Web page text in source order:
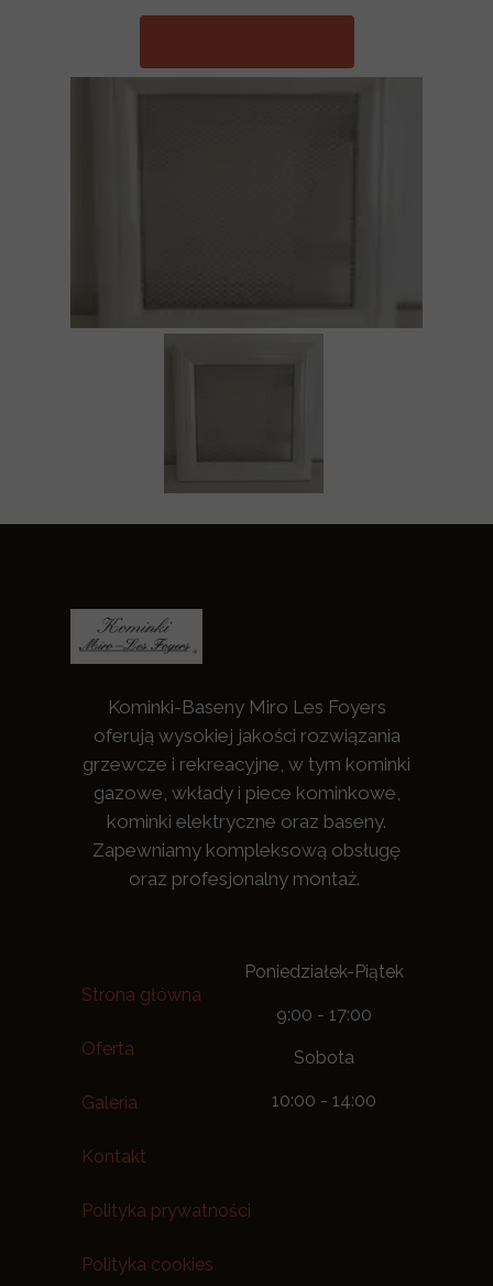
Kominki-Baseny Miro Les Foyers
oferują wysokiej jakości rozwiązania
grzewcze i rekreacyjne, w tym kominki
gazowe, wkłady i piece kominkowe,
kominki elektryczne oraz baseny.
Zapewniamy kompleksową obsługę
oraz profesjonalny montaż.
Strona główna
Oferta
Galeria
Kontakt
Polityka prywatności
Polityka cookies
Poniedziałek-Piątek
9:00 - 17:00
Sobota
10:00 - 14:00